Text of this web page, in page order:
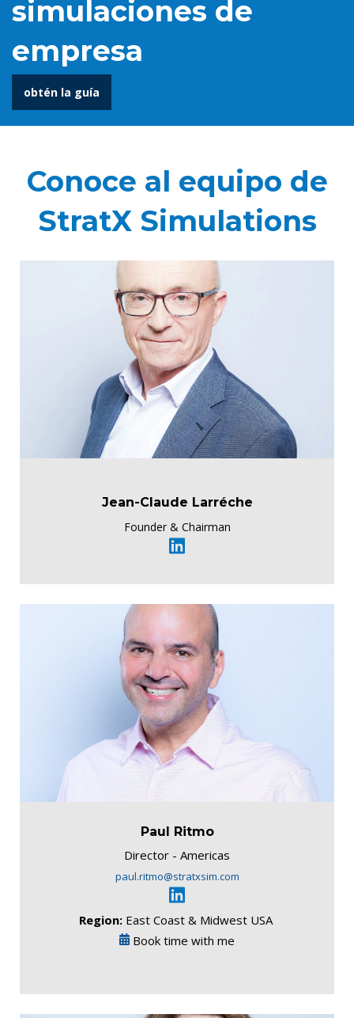
simulaciones de
empresa
obtén la guía
Conoce al equipo de
StratX Simulations
Jean-Claude Larréche
Founder & Chairman
Paul Ritmo
Director - Americas
paul.ritmo@stratxsim.com
Region:East Coast & Midwest USA
Book time with me